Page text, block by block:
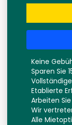
Keine
Sparen Sie
Etablierte
Arbeiten
Wir
Alle